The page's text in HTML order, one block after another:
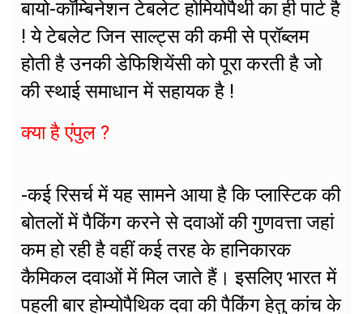
बायो-कॉम्बिनेशन टेबलेट होमियोपैथी का ही पार्ट है
! ये टेबलेट जिन साल्ट्स की कमी से प्रॉब्लम
होती है उनकी डेफिशियेंसी को पूरा करती है जो
की स्थाई समाधान में सहायक है !
क्या है एंपुल ?
-कई रिसर्च में यह सामने आया है कि प्लास्टिक की
बोतलों में पैकिंग करने से दवाओं की गुणवत्ता जहां
कम हो रही है वहीं कई तरह के हानिकारक
कैमिकल दवाओं में मिल जाते हैं। इसलिए भारत में
पहली बार होम्योपैथिक दवा की पैकिंग हेतु कांच के